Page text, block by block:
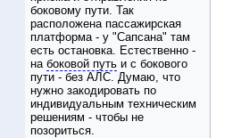
боковому пути. Так
расположена пассажирская
платформа - у "Сапсана" там
есть остановка. Естественно -
на боковой путь и с бокового
пути - без АЛС. Думаю, что
нужно закодировать по
индивидуальным техническим
решениям - чтобы не
позориться.